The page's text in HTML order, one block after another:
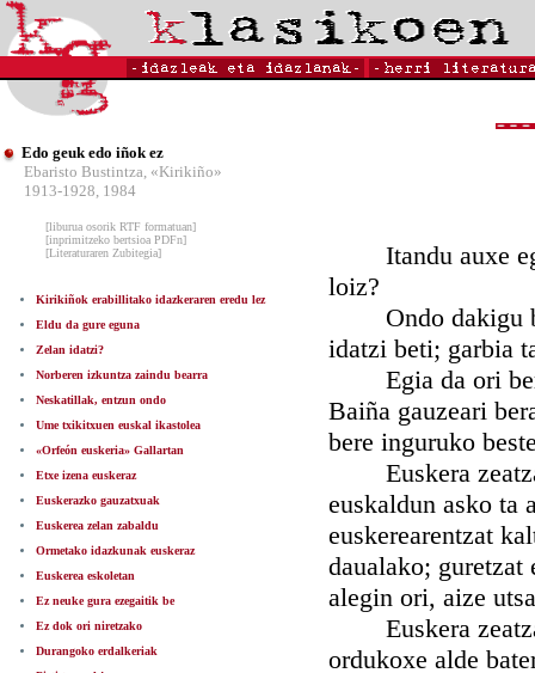
Edo geuk edo iñok ez
Ebaristo Bustintza, «Kirikiño»
1913-1928, 1984
[liburua osorik RTF formatuan]
[inprimitzeko bertsioa PDFn]
[Literaturaren Zubitegia]
Kirikiñok erabillitako idazkeraren eredu lez
Eldu da gure eguna
Zelan idatzi?
Norberen izkuntza zaindu bearra
Neskatillak, entzun ondo
Ume txikitxuen euskal ikastolea
«Orfeón euskeria» Gallartan
Etxe izena euskeraz
Euskerazko gauzatxuak
Euskerea zelan zabaldu
Ormetako idazkunak euskeraz
Euskerea eskoletan
Ez neuke gura ezegaitik be
Ez dok ori niretzako
Durangoko erdalkeriak
Itandu auxe
loiz?
Ondo dakigu
idatzi beti; garbia
Egia da ori
Baiña gauzeari
bere inguruko
Euskera zeatza,
euskaldun asko ta
euskerearentzat
daualako;
alegin ori, aize
Euskera zeatza
ordukoxe alde